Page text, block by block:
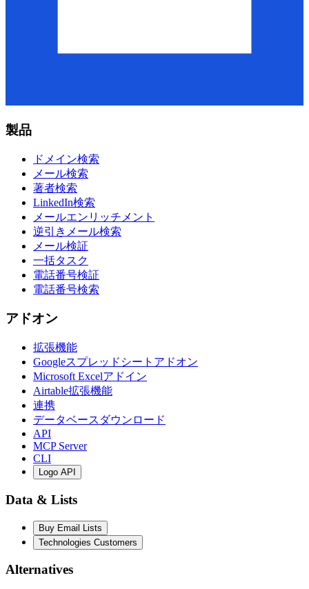
製品
ドメイン検索
メール検索
著者検索
LinkedIn検索
メールエンリッチメント
逆引きメール検索
メール検証
一括タスク
電話番号検証
電話番号検索
アドオン
拡張機能
Googleスプレッドシートアドオン
Microsoft Excelアドイン
Airtable拡張機能
連携
データベースダウンロード
API
MCP Server
CLI
Logo API
Data & Lists
Buy Email Lists
Technologies Customers
Alternatives